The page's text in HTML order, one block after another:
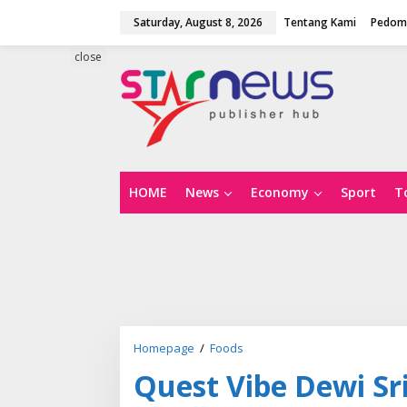
Saturday, August 8, 2026 Tentang Kami
HOME News Economy Sport
close
Homepage / Foods
e
s
Quest Vibe Dewi